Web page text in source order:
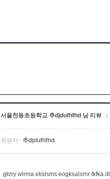
서울천동초등학교 추djdufhfhd 님 리뷰
작성자 추djdufhfhd
gkrry wlrma ekslsms eogksalsrnr tkfka